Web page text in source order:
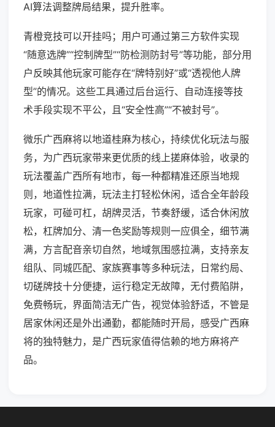
AI算法调整牌局结果，提升胜率。
青橙竞技可以开挂吗；用户可通过第三方软件实现
“随意选牌”“控制牌型”“防检测防封号”等功能，部分用
户反映其他玩家可能存在“牌特别好”或“透视他人牌
型”的情况。这些工具通过后台运行、自动连接等技
术手段实现不平公，且“安全性高”“不被封号”。
微乐广西麻将以地道桂麻为核心，持续优化玩法与服
务，为广西玩家带来更优质的线上搓麻体验，收录的
玩法覆盖广西所有地市，每一种都精准还原当地规
则，地道性拉满，玩法主打轻松休闲，适合全年龄段
玩家，可碰可杠，胡牌灵活，节奏舒缓，适合休闲放
松，杠牌加分、清一色奖励等规则一应俱全，细节满
满，方言配音亲切自然，地域氛围感拉满，支持亲友
组队、同城匹配、家族赛事等多种玩法，日常约局、
切磋牌技十分便捷，运行稳定无故障，无付费陷阱，
免费畅玩，界面简洁无广告，视觉体验舒适，不管是
居家休闲还是外出通勤，都能随时开局，感受广西麻
将的独特魅力，是广西玩家值得信赖的地方麻将产
品。